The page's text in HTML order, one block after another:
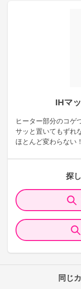
IHマ
ヒーター部分のコゲ
サッと置いてもずれ
ほとんど変わらない！
探
同じ